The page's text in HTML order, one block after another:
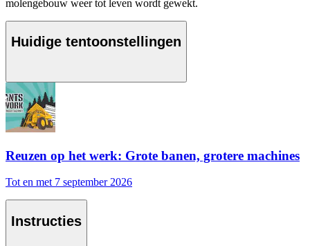
molengebouw weer tot leven wordt gewekt.
Huidige tentoonstellingen
Reuzen op het werk: Grote banen, grotere machines
Tot en met 7 september 2026
Instructies